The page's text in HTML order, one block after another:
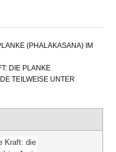
(PHALAKASANA) IM
DIE PLANKE
TEILWEISE UNTER